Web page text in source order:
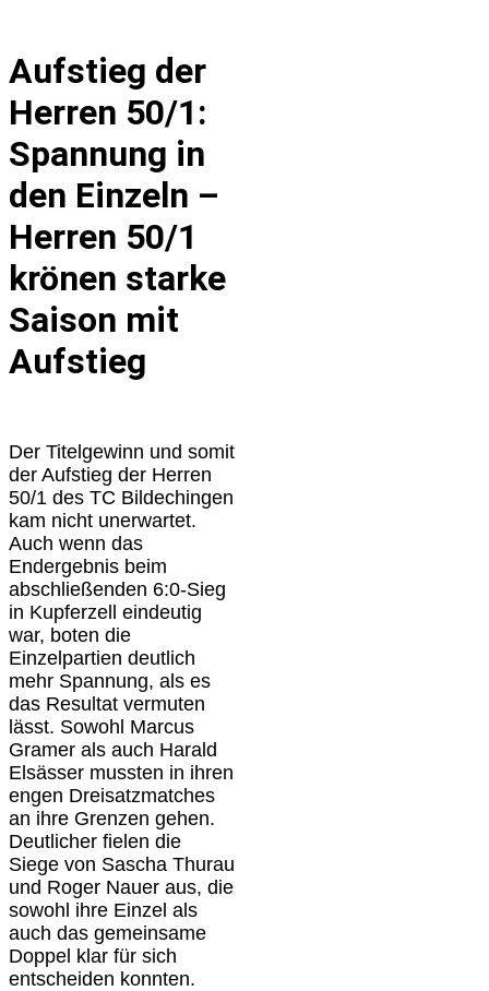
Aufstieg der
Herren 50/1:
Spannung in
den Einzeln –
Herren 50/1
krönen starke
Saison mit
Aufstieg
Der Titelgewinn und somit
der Aufstieg der Herren
50/1 des TC Bildechingen
kam nicht unerwartet.
Auch wenn das
Endergebnis beim
abschließenden 6:0-Sieg
in Kupferzell eindeutig
war, boten die
Einzelpartien deutlich
mehr Spannung, als es
das Resultat vermuten
lässt. Sowohl Marcus
Gramer als auch Harald
Elsässer mussten in ihren
engen Dreisatzmatches
an ihre Grenzen gehen.
Deutlicher fielen die
Siege von Sascha Thurau
und Roger Nauer aus, die
sowohl ihre Einzel als
auch das gemeinsame
Doppel klar für sich
entscheiden konnten.